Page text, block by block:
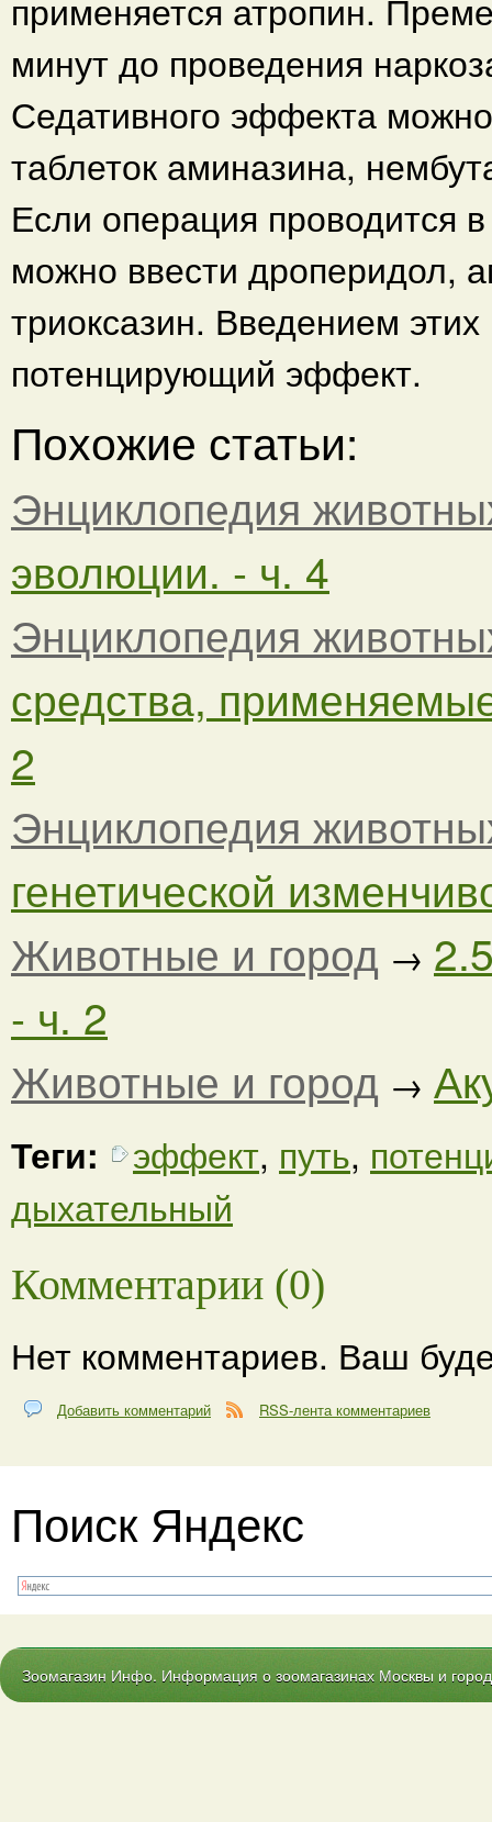
применяется атропин.
минут до проведения
Седативного эффекта
таблеток аминазина,
Если операция проводится
можно ввести дроперидол,
триоксазин. Введением
потенцирующий эффект.
Похожие статьи:
Энциклопедия
эволюции. - ч. 4
Энциклопедия
средства,
2
Энциклопедия
генетической
Животные и город →
- ч. 2
Животные и город →
Теги: эффект, путь,
дыхательный
Комментарии (0)
Нет комментариев. Ваш
Добавить комментарий RSS-лента комментариев
Поиск Яндекс
Зоомагазин Инфо. Информация о зоомагазинах Москвы и